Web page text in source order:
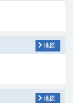
地図
地図
地図
地図
地図
地図
地図
地図